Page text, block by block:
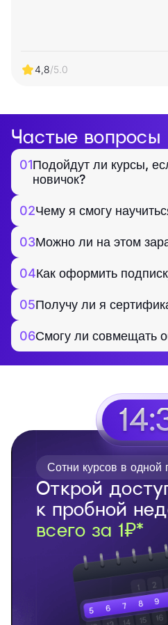
4,8/5.0
Частые вопросы
01Подойдут ли курсы,
новичок?
02Чему я смогу
03Можно ли на этом
04Как оформить
05Получу ли я
06Смогу ли совмещать
Открой
к пробной
всего за 1₽*
Сотни курсов в одной